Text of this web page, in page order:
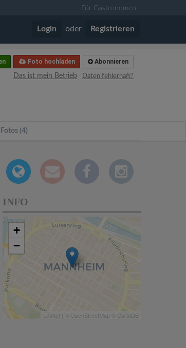
Für Gastronomen
Login oder Registrieren
Abonnieren
Foto hochladen
Daten fehlerhaft?
Das ist mein Betrieb
Fotos (4)
INFO
+
−
Leaflet | © OpenStreetMap © CartoDB